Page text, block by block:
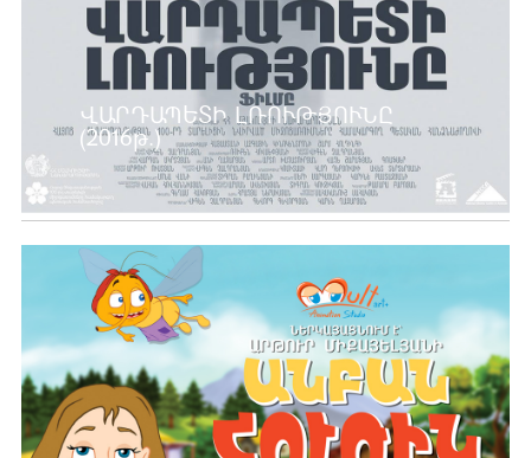
ՎԱՐԴԱՊԵՏԻ ԼՌՈՒԹՅՈՒՆԸ
(2016թ.)
Ավելին …